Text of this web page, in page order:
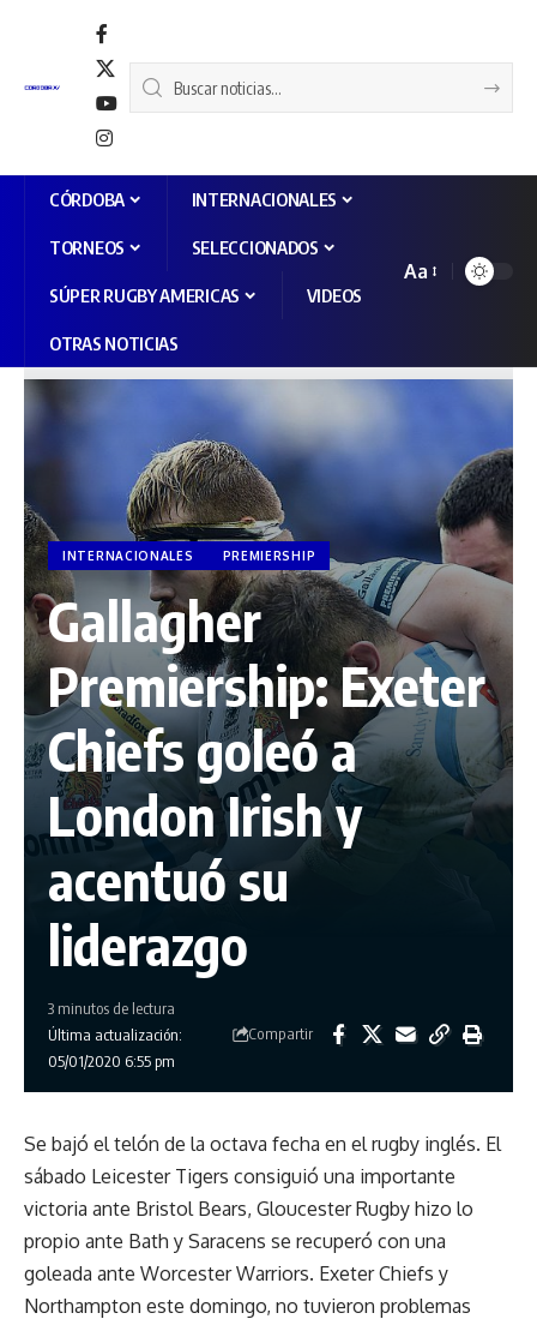
CÓRDOBA INTERNACIONALES
TORNEOS SELECCIONADOS
SÚPER RUGBY AMERICAS VIDEOS
OTRAS NOTICIAS
Aa
INTERNACIONALES PREMIERSHIP
Gallagher
Premiership: Exeter
Chiefs goleó a
London Irish y
acentuó su
liderazgo
Última actualización:
05/01/2020 6:55 pm
3 minutos de lectura
Compartir
Se bajó el telón de la octava fecha en el rugby inglés. El
sábado Leicester Tigers consiguió una importante
victoria ante Bristol Bears, Gloucester Rugby hizo lo
propio ante Bath y Saracens se recuperó con una
goleada ante Worcester Warriors. Exeter Chiefs y
Northampton este domingo, no tuvieron problemas